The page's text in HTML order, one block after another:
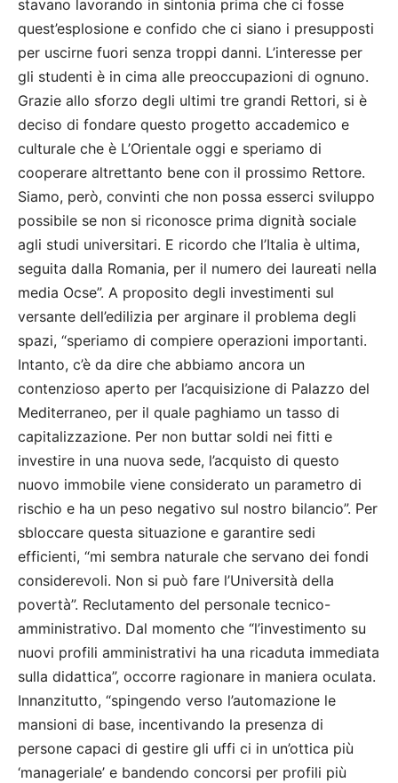
stavano lavorando in sintonia prima che ci fosse
quest’esplosione e confido che ci siano i presupposti
per uscirne fuori senza troppi danni. L’interesse per
gli studenti è in cima alle preoccupazioni di ognuno.
Grazie allo sforzo degli ultimi tre grandi Rettori, si è
deciso di fondare questo progetto accademico e
culturale che è L’Orientale oggi e speriamo di
cooperare altrettanto bene con il prossimo Rettore.
Siamo, però, convinti che non possa esserci sviluppo
possibile se non si riconosce prima dignità sociale
agli studi universitari. E ricordo che l’Italia è ultima,
seguita dalla Romania, per il numero dei laureati nella
media Ocse”. A proposito degli investimenti sul
versante dell’edilizia per arginare il problema degli
spazi, “speriamo di compiere operazioni importanti.
Intanto, c’è da dire che abbiamo ancora un
contenzioso aperto per l’acquisizione di Palazzo del
Mediterraneo, per il quale paghiamo un tasso di
capitalizzazione. Per non buttar soldi nei fitti e
investire in una nuova sede, l’acquisto di questo
nuovo immobile viene considerato un parametro di
rischio e ha un peso negativo sul nostro bilancio”. Per
sbloccare questa situazione e garantire sedi
efficienti, “mi sembra naturale che servano dei fondi
considerevoli. Non si può fare l’Università della
povertà”. Reclutamento del personale tecnico-
amministrativo. Dal momento che “l’investimento su
nuovi profili amministrativi ha una ricaduta immediata
sulla didattica”, occorre ragionare in maniera oculata.
Innanzitutto, “spingendo verso l’automazione le
mansioni di base, incentivando la presenza di
persone capaci di gestire gli uffi ci in un’ottica più
‘manageriale’ e bandendo concorsi per profili più